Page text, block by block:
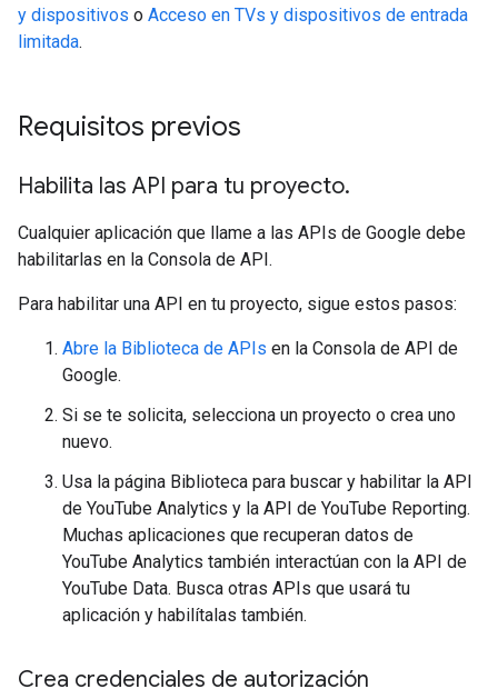
y dispositivos o Acceso en TVs y dispositivos de entrada
limitada.
Requisitos previos
Habilita las API para tu proyecto.
Cualquier aplicación que llame a las APIs de Google debe
habilitarlas en la Consola de API.
Para habilitar una API en tu proyecto, sigue estos pasos:
Abre la Biblioteca de APIs en la Consola de API de
Google.
Si se te solicita, selecciona un proyecto o crea uno
nuevo.
Usa la página Biblioteca para buscar y habilitar la API
de YouTube Analytics y la API de YouTube Reporting.
Muchas aplicaciones que recuperan datos de
YouTube Analytics también interactúan con la API de
YouTube Data. Busca otras APIs que usará tu
aplicación y habilítalas también.
Crea credenciales de autorización